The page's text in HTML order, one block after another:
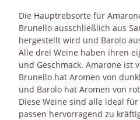
Die Hauptrebsorte für
Brunello ausschließlich aus
hergestellt wird und Barolo
Alle drei Weine haben ihren
und Geschmack. Amarone ist
Brunello hat Aromen von
und Barolo hat Aromen von
Diese Weine sind alle ideal
passen hervorragend zu